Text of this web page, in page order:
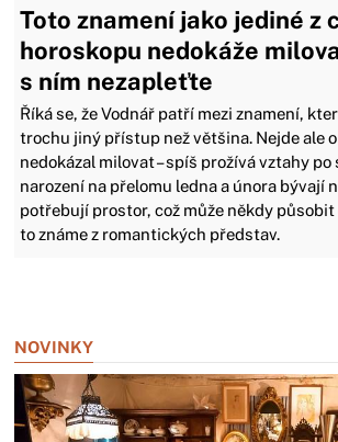
Toto znamení jako jediné z
horoskopu nedokáže
s ním nezapleťte
Říká se, že Vodnář patří mezi znamení,
trochu jiný přístup než většina. Nejde ale
nedokázal milovat – spíš prožívá vztahy po
narození na přelomu ledna a února bývají
potřebují prostor, což může někdy
to známe z romantických představ.
NOVINKY